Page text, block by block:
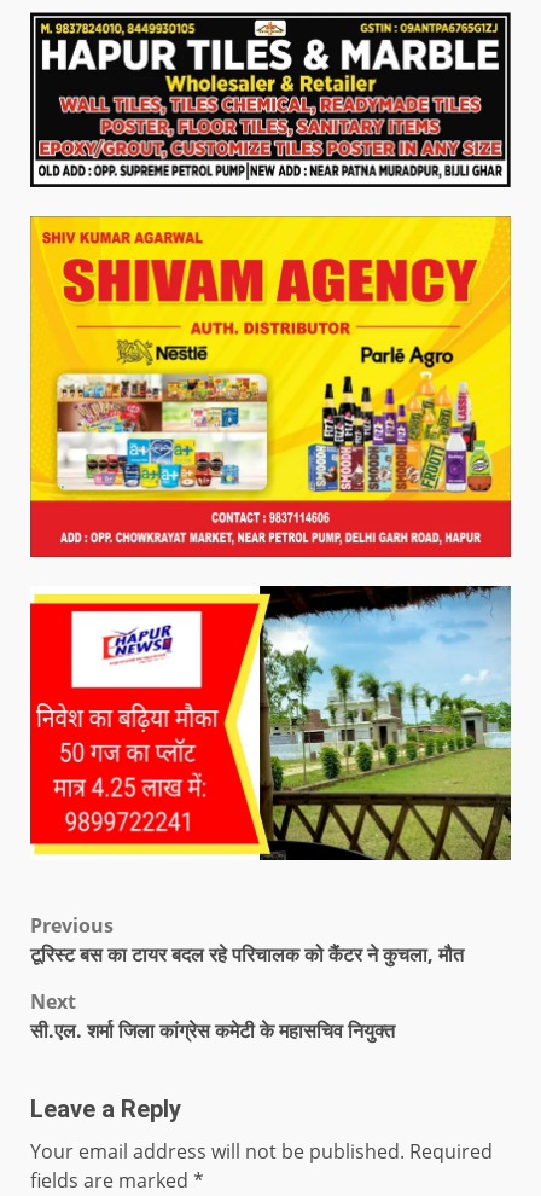
Previous
टूरिस्ट बस का टायर बदल रहे परिचालक को कैंटर ने कुचला, मौत
Next
सी.एल. शर्मा जिला कांग्रेस कमेटी के महासचिव नियुक्त
Leave a Reply
Your email address will not be published. Required
fields are marked *